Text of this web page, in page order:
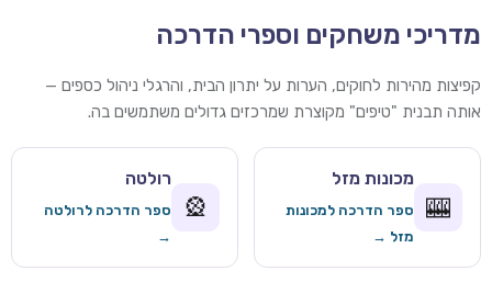
מדריכי משחקים וספרי הדרכה
קפיצות מהירות לחוקים, הערות על יתרון הבית, והרגלי ניהול כספים —
אותה תבנית "טיפים" מקוצרת שמרכזים גדולים משתמשים בה.
🎰
מכונות מזל
ספר הדרכה למכונות
מזל →
🎡
רולטה
ספר הדרכה לרולטה
→